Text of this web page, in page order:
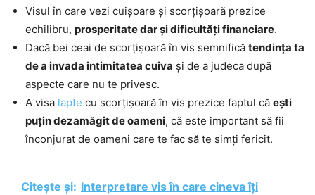
Visul în care vezi cuișoare și scorțișoară prezice
echilibru, prosperitate dar și dificultăți financiare.
Dacă bei ceai de scorțișoară în vis semnifică tendința ta
de a invada intimitatea cuiva și de a judeca după
aspecte care nu te privesc.
A visa lapte cu scorțișoară în vis prezice faptul că ești
puțin dezamăgit de oameni, că este important să fii
înconjurat de oameni care te fac să te simți fericit.
Citește și: Interpretare vis în care cineva îți